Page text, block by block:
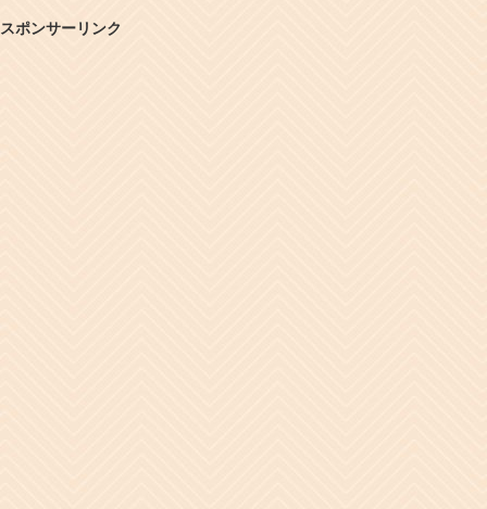
スポンサーリンク